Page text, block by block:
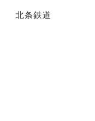
北条鉄道